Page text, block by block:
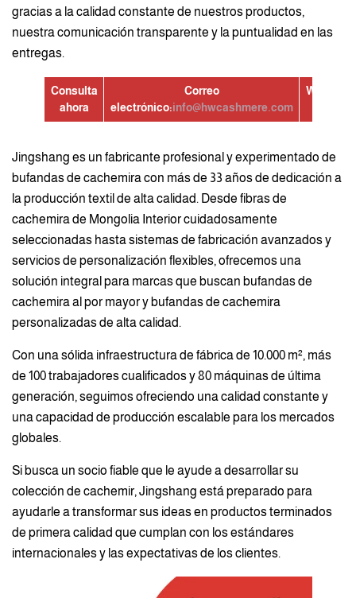
gracias a la calidad constante de nuestros productos,
nuestra comunicación transparente y la puntualidad en las
entregas.
Consulta
ahora
Correo
electrónico:info@hwcashmere.com
Jingshang es un fabricante profesional y experimentado de
bufandas de cachemira con más de 33 años de dedicación a
la producción textil de alta calidad. Desde fibras de
cachemira de Mongolia Interior cuidadosamente
seleccionadas hasta sistemas de fabricación avanzados y
servicios de personalización flexibles, ofrecemos una
solución integral para marcas que buscan bufandas de
cachemira al por mayor y bufandas de cachemira
personalizadas de alta calidad.
Con una sólida infraestructura de fábrica de 10.000 m², más
de 100 trabajadores cualificados y 80 máquinas de última
generación, seguimos ofreciendo una calidad constante y
una capacidad de producción escalable para los mercados
globales.
Si busca un socio fiable que le ayude a desarrollar su
colección de cachemir, Jingshang está preparado para
ayudarle a transformar sus ideas en productos terminados
de primera calidad que cumplan con los estándares
internacionales y las expectativas de los clientes.